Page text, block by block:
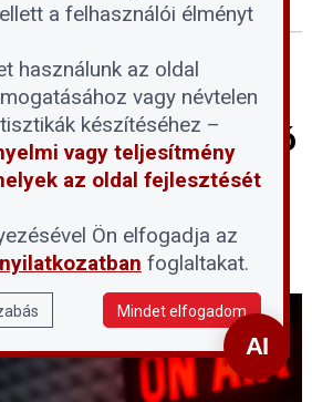
döntéshozatal,
- Mi tudható
törvényről?
a felhasználói élményt
használunk az oldal
vagy névtelen
készítéséhez –
vagy teljesítmény
az oldal fejlesztését
Ön elfogadja az
foglaltakat.
Mindet elfogadom